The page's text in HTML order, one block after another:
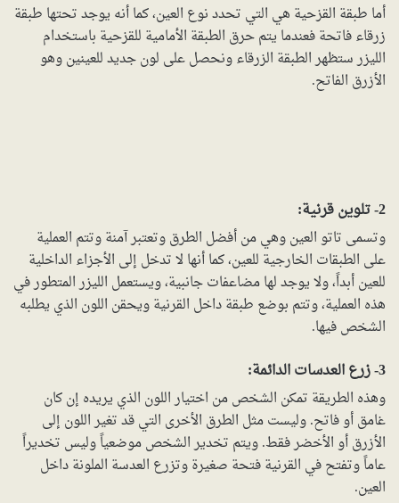
أما طبقة القزحية هي التي تحدد نوع العين، كما أنه يوجد تحتها طبقة
زرقاء فاتحة فعندما يتم حرق الطبقة الأمامية للقزحية باستخدام
الليزر ستظهر الطبقة الزرقاء ونحصل على لون جديد للعينين وهو
الأزرق الفاتح.
2- تلوين قرنية:
وتسمى تاتو العين وهي من أفضل الطرق وتعتبر آمنة وتتم العملية
على الطبقات الخارجية للعين، كما أنها لا تدخل إلى الأجزاء الداخلية
للعين أبداً، ولا يوجد لها مضاعفات جانبية، ويستعمل الليزر المتطور في
هذه العملية، وتتم بوضع طبقة داخل القرنية ويحقن اللون الذي يطلبه
الشخص فيها.
3- زرع العدسات الدائمة:
وهذه الطريقة تمكن الشخص من اختيار اللون الذي يريده إن كان
غامق أو فاتح. وليست مثل الطرق الأخرى التي قد تغير اللون إلى
الأزرق أو الأخضر فقط. ويتم تخدير الشخص موضعياً وليس تخديراً
عاماً وتفتح في القرنية فتحة صغيرة وتزرع العدسة الملونة داخل
العين.